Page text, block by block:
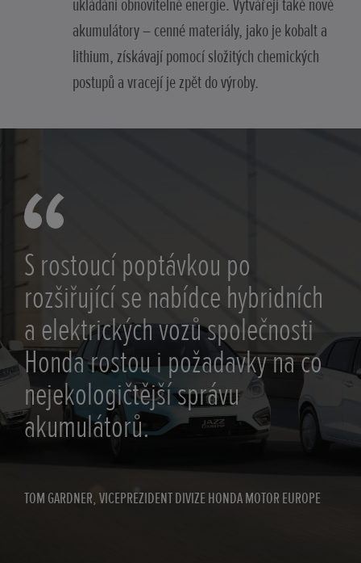
ukládání obnovitelné energie. Vytvářejí také nové
akumulátory – cenné materiály, jako je kobalt a
lithium, získávají pomocí složitých chemických
postupů a vracejí je zpět do výroby.
S rostoucí poptávkou po
rozšiřující se nabídce hybridních
a elektrických vozů společnosti
Honda rostou i požadavky na co
nejekologičtější správu
akumulátorů.
TOM GARDNER, VICEPREZIDENT DIVIZE HONDA MOTOR EUROPE